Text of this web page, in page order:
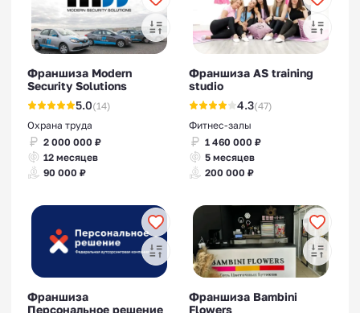
Франшиза Modern
Security Solutions
5.0(14)
Охрана труда
2 000 000 ₽
12 месяцев
90 000 ₽
Франшиза AS training
studio
4.3(47)
Фитнес-залы
1 460 000 ₽
5 месяцев
200 000 ₽
Франшиза
Персональное решение
Франшиза Bambini
Flowers